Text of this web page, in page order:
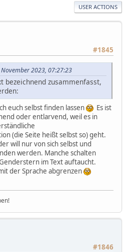
USER ACTIONS
#1845
2023, 07:27:23
bezeichnend zusammenfasst,
euch selbst finden lassen
Es ist
oder entlarvend, weil es in
(die Seite heißt selbst so) geht.
will nur von sich selbst und
werden. Manche schalten
im Text auftaucht.
der Sprache abgrenzen
#1846